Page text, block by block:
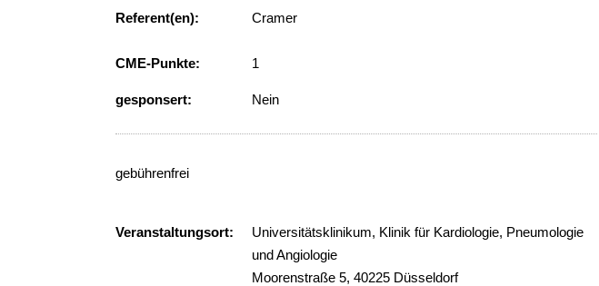
Referent(en): Cramer
CME-Punkte: 1
gesponsert: Nein
gebührenfrei
Veranstaltungsort:
Universitätsklinikum, Klinik für Kardiologie, Pneumologie
und Angiologie
Moorenstraße 5, 40225 Düsseldorf